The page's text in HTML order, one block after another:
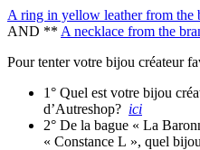
A ring in yellow leather from the
AND ** A necklace from the
Pour tenter votre bijou créateur
1° Quel est votre bijou
d’Autreshop? ici
2° De la bague « La
« Constance L », quel